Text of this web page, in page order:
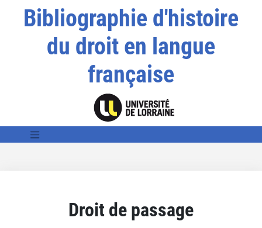
Bibliographie d'histoire
du droit en langue
française
Droit de passage